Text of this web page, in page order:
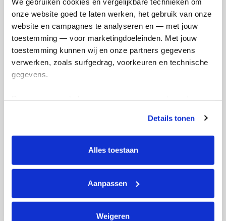
onze website goed te laten werken, het gebruik van onze
website en campagnes te analyseren en — met jouw
toestemming — voor marketingdoeleinden. Met jouw
toestemming kunnen wij en onze partners gegevens
verwerken, zoals surfgedrag, voorkeuren en technische
gegevens.
tonen. Je kunt je toestemming op elk moment wijzigen of
intrekken via Cookie instellingen onderaan de pagina. De
lijst met cookies is te vinden in het tabblad “details”.
Details tonen
Alles toestaan
Aanpassen
Weigeren
Referentie
Ik wil bijdragen aan de transactiekosten
Doneer nu